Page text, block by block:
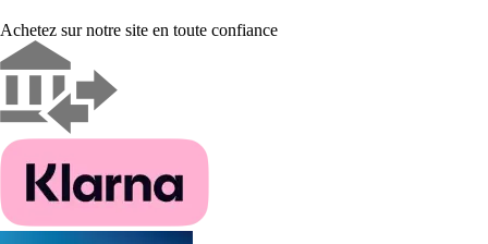
Achetez sur notre site en toute confiance